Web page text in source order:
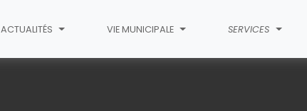
ACTUALITÉS VIE MUNICIPALE SERVICES